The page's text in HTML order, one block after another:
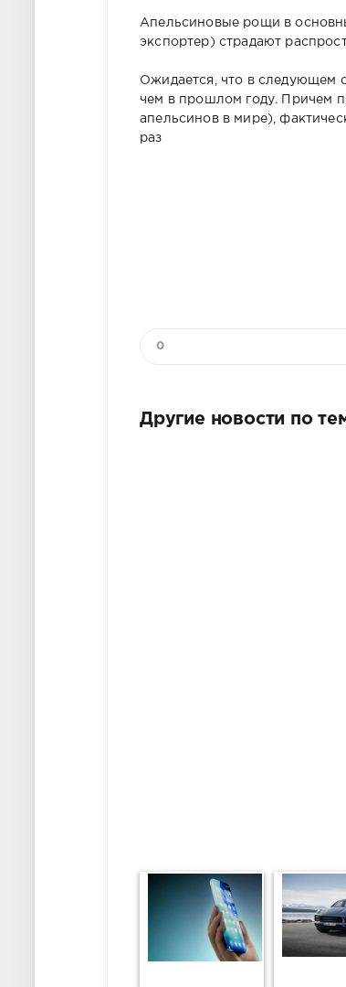
Апельсиновые рощи в
экспортер) страдают
Ожидается, что в следующем
чем в прошлом году. Причем
апельсинов в мире),
раз
0
Другие новости по